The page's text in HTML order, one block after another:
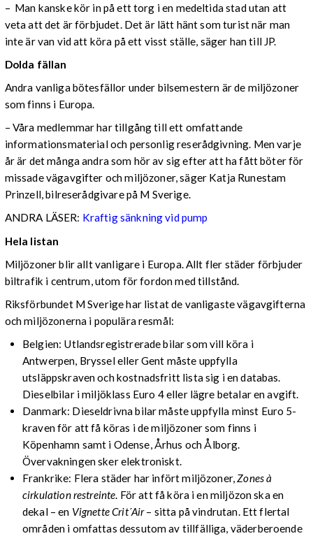
– Man kanske kör in på ett torg i en medeltida stad utan att
veta att det är förbjudet. Det är lätt hänt som turist när man
inte är van vid att köra på ett visst ställe, säger han till JP.
Dolda fällan
Andra vanliga bötesfällor under bilsemestern är de miljözoner
som finns i Europa.
– Våra medlemmar har tillgång till ett omfattande
informationsmaterial och personlig reserådgivning. Men varje
år är det många andra som hör av sig efter att ha fått böter för
missade vägavgifter och miljözoner, säger Katja Runestam
Prinzell, bilreserådgivare på M Sverige.
ANDRA LÄSER: Kraftig sänkning vid pump
Hela listan
Miljözoner blir allt vanligare i Europa. Allt fler städer förbjuder
biltrafik i centrum, utom för fordon med tillstånd.
Riksförbundet M Sverige har listat de vanligaste vägavgifterna
och miljözonerna i populära resmål:
Belgien: Utlandsregistrerade bilar som vill köra i
Antwerpen, Bryssel eller Gent måste uppfylla
utsläppskraven och kostnadsfritt lista sig i en databas.
Dieselbilar i miljöklass Euro 4 eller lägre betalar en avgift.
Danmark: Dieseldrivna bilar måste uppfylla minst Euro 5-
kraven för att få köras i de miljözoner som finns i
Köpenhamn samt i Odense, Århus och Ålborg.
Övervakningen sker elektroniskt.
Frankrike: Flera städer har infört miljözoner,Zones à
cirkulation restreinte. För att få köra i en miljözon ska en
dekal – en Vignette Crit´Air– sitta på vindrutan. Ett flertal
områden i omfattas dessutom av tillfälliga, väderberoende